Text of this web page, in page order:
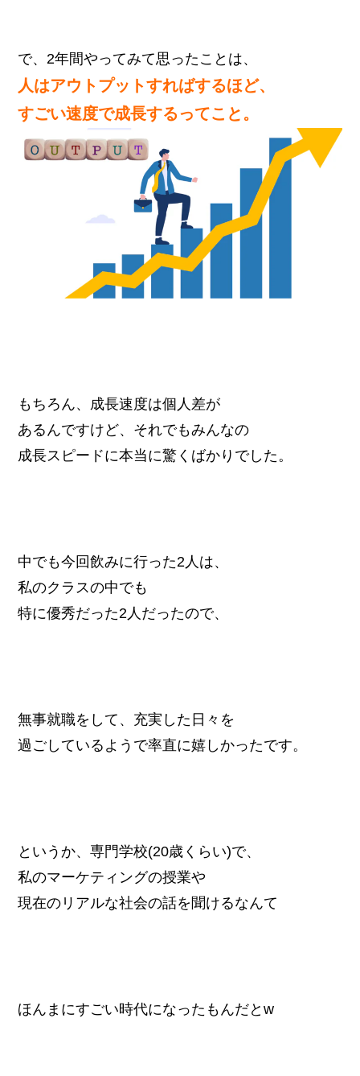
で、2年間やってみて思ったことは、
人はアウトプットすればするほど、
すごい速度で成長するってこと。
もちろん、成長速度は個人差が
あるんですけど、それでもみんなの
成長スピードに本当に驚くばかりでした。
中でも今回飲みに行った2人は、
私のクラスの中でも
特に優秀だった2人だったので、
無事就職をして、充実した日々を
過ごしているようで率直に嬉しかったです。
というか、専門学校(20歳くらい)で、
私のマーケティングの授業や
現在のリアルな社会の話を聞けるなんて
ほんまにすごい時代になったもんだとw